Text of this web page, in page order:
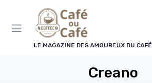
LE MAGAZINE DES AMOUREUX DU CAFÉ
Creano
Panneau de gestion des cookies